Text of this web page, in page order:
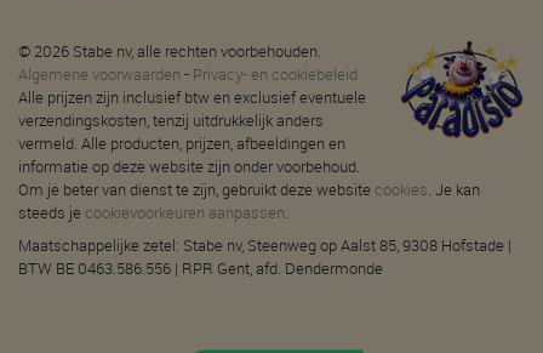
© 2026 Stabe nv, alle rechten voorbehouden.
Algemene voorwaarden - Privacy- en cookiebeleid
Alle prijzen zijn inclusief btw en exclusief eventuele
verzendingskosten, tenzij uitdrukkelijk anders
vermeld. Alle producten, prijzen, afbeeldingen en
informatie op deze website zijn onder voorbehoud.
Om je beter van dienst te zijn, gebruikt deze website cookies. Je kan
steeds je cookievoorkeuren aanpassen.
Maatschappelijke zetel: Stabe nv, Steenweg op Aalst 85, 9308 Hofstade |
BTW BE 0463.586.556 | RPR Gent, afd. Dendermonde